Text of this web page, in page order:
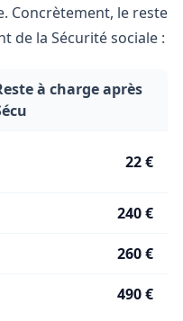
Concrètement, le reste
de la Sécurité sociale :
à charge après
22 €
240 €
260 €
490 €